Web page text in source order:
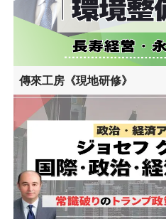
傳來工房《現地研修》